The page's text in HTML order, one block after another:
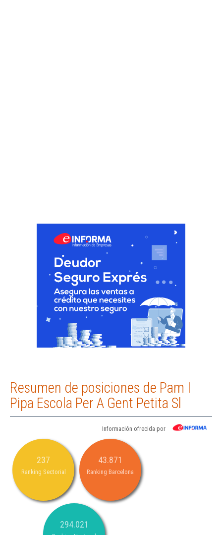
Resumen de posiciones de Pam I
Pipa Escola Per A Gent Petita Sl
Información ofrecida por
237
Ranking Sectorial
43.871
Ranking Barcelona
294.021